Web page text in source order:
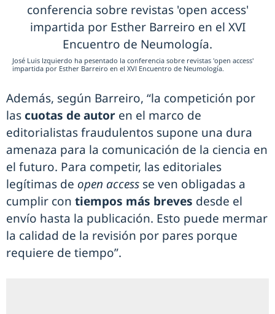
José Luis Izquierdo ha pesentado la conferencia sobre revistas 'open access'
impartida por Esther Barreiro en el XVI Encuentro de Neumología.
Además, según Barreiro, “la competición por
las cuotas de autor en el marco de
editorialistas fraudulentos supone una dura
amenaza para la comunicación de la ciencia en
el futuro. Para competir, las editoriales
legítimas de open access se ven obligadas a
cumplir con tiempos más breves desde el
envío hasta la publicación. Esto puede mermar
la calidad de la revisión por pares porque
requiere de tiempo”.